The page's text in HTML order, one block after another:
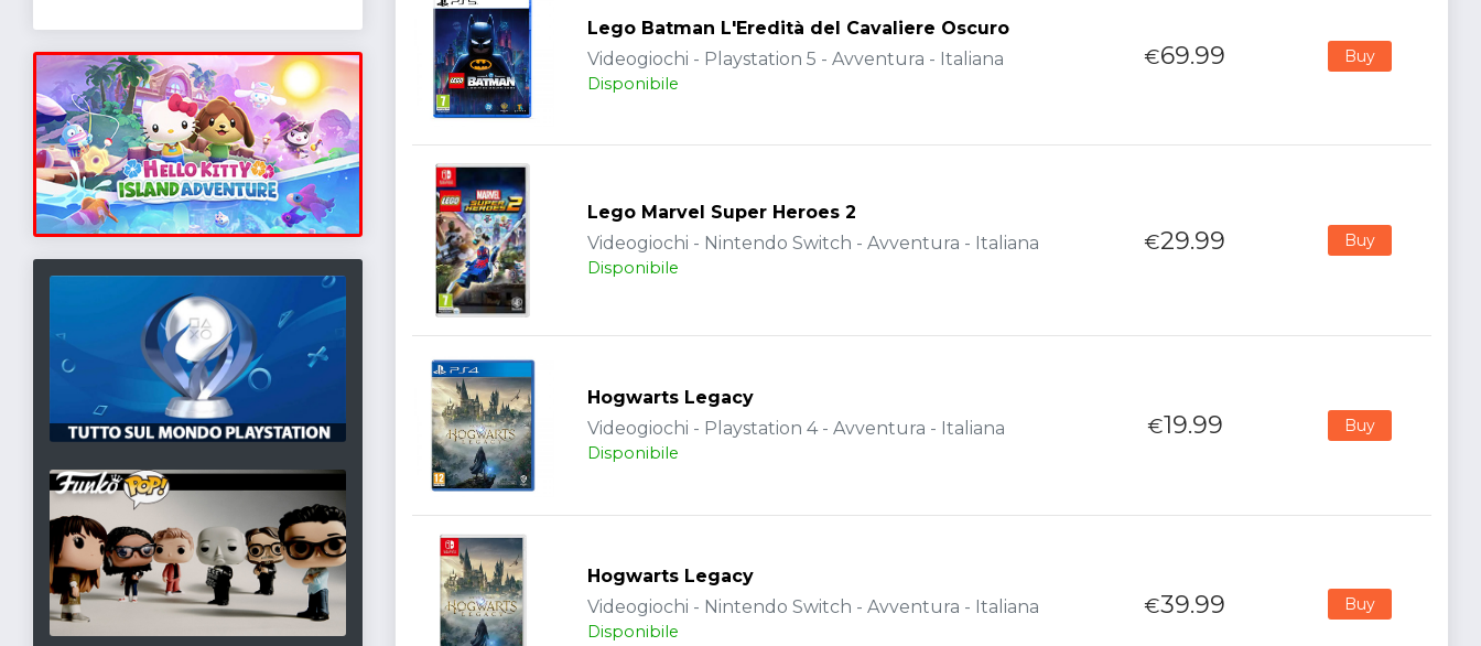
Lego Batman L'Eredità del Cavaliere Oscuro
Videogiochi - Playstation 5 - Avventura - Italiana
Disponibile
€69.99 Buy
Lego Marvel Super Heroes 2
Videogiochi - Nintendo Switch - Avventura - Italiana
Disponibile
€29.99 Buy
Hogwarts Legacy
Videogiochi - Playstation 4 - Avventura - Italiana
Disponibile
€19.99 Buy
Hogwarts Legacy
Videogiochi - Nintendo Switch - Avventura - Italiana
Disponibile
€39.99 Buy